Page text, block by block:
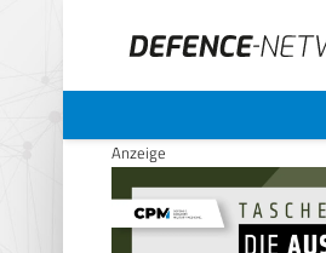
Anzeige